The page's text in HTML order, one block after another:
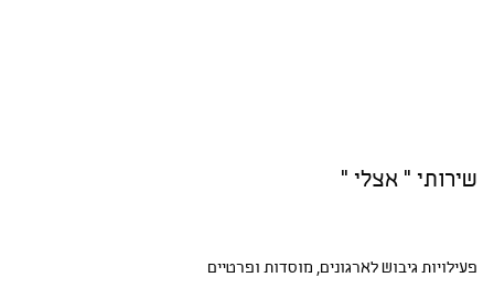
שירותי " אצלי "
פעילויות גיבושלארגונים, מוסדות ופרטיים